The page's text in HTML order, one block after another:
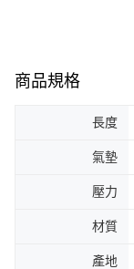
商品規格
長度
氣墊
壓力
材質
產地